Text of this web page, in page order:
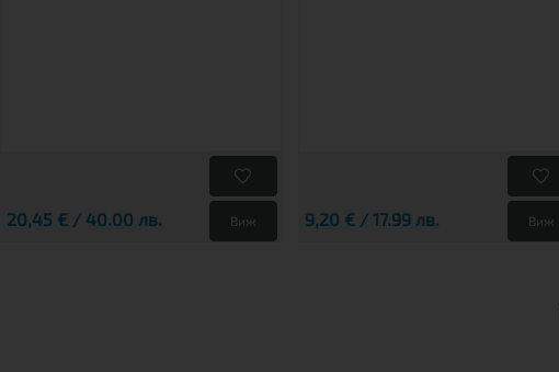
20,45 € / 40.00 лв. Виж 9,20 € / 17.99 лв. Виж